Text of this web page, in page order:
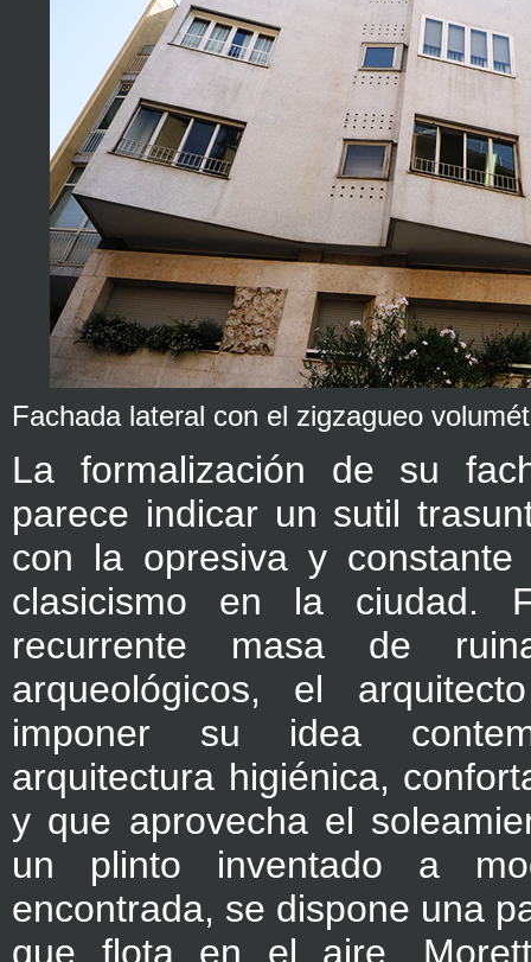
Fachada lateral con el zigzagueo
La formalización de su
parece indicar un sutil
con la opresiva y constante
clasicismo en la ciudad.
recurrente masa de
arqueológicos, el
imponer su idea
arquitectura higiénica,
y que aprovecha el
un plinto inventado a
encontrada, se dispone una
que flota en el aire.